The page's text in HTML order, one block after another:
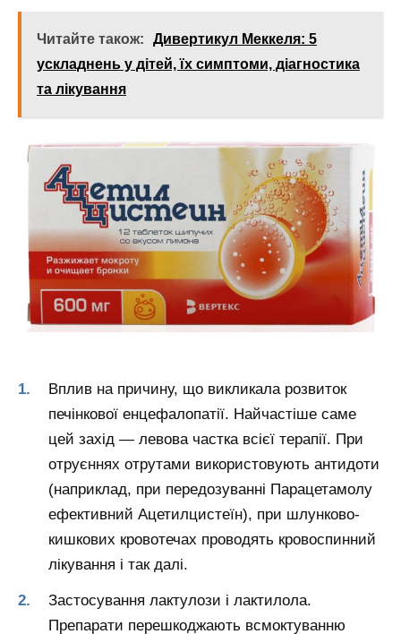
Читайте також:
Дивертикул Меккеля: 5
ускладнень у дітей, їх симптоми, діагностика
та лікування
Вплив на причину, що викликала розвиток
печінкової енцефалопатії. Найчастіше саме
цей захід — левова частка всієї терапії. При
отруєннях отрутами використовують антидоти
(наприклад, при передозуванні Парацетамолу
ефективний Ацетилцистеїн), при шлунково-
кишкових кровотечах проводять кровоспинний
лікування і так далі.
Застосування лактулози і лактилола.
Препарати перешкоджають всмоктуванню